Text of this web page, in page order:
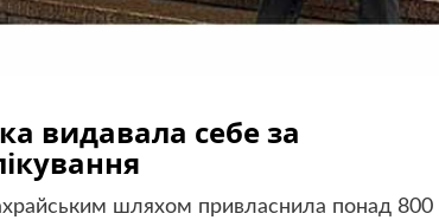
видавала себе за
шляхом привласнила понад 800